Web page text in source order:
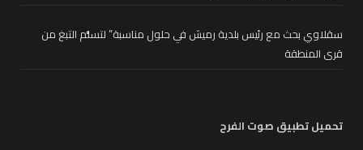
سقلاوي بحث مع رئيس بلدية رميش في حلول مناسبة” لتسلُّم التبغ من
قرى المنطقة
تحميل تطبيق صوت الفرح